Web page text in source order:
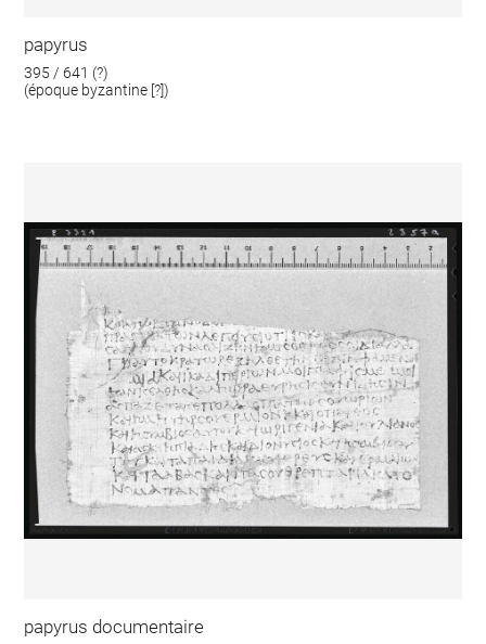
papyrus
395 / 641 (?)
(époque byzantine [?])
papyrus documentaire